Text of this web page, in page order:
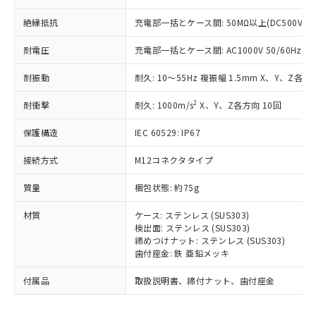
絶縁抵抗 充電部一括とケース間: 50MΩ以上(DC500Vメ
耐電圧 充電部一括とケース間: AC1000V 50/60Hz
耐振動 耐久: 10～55Hz 複振幅 1.5mm X、Y、Z各方
耐衝撃 耐久: 1000m/s2 X、Y、Z各方向 10回
保護構造 IEC 60529: IP67
接続方式 M12コネクタタイプ
質量 梱包状態: 約75g
材質
ケース: ステンレス (SUS303)
検出面: ステンレス (SUS303)
締めつけナット: ステンレス (SUS303)
歯付座金: 鉄 亜鉛メッキ
付属品 取扱説明書、締付ナット、歯付座金
在庫状況および標準価格照会結果は、
記載している更新日時点での社内デー
タに基づき作成されるものであり、閲
覧された時点での実際の在庫および標
準価格とは異なる場合があることをご
了承ください。
正式な納期状況および標準価格はお客
様のお取引先、またはお客様担当のオ
ムロン制御機器販売店・当社販売員に
ご相談ください。
オムロン制御機器販売店や当社販売拠
販売ネットワーク
」をご確認
在庫状況および標準価格結果を当社の
事前の承諾なく第三者に漏洩または開
示しないようお願いします。
マイパーツ機能（部品リスト作成サー
ビス）をご利用いただくには、I-Web
メンバーズにご登録されている必要が
*EU RoHS指令（10物質）：
鉛(Pb) 1000ppm以下、 水銀(Hg) 1000ppm以下、 カド
ミウム(Cd) 100ppm以下、
(PBDE) 1000ppm以下、フタル酸ビス(2-エチルヘキシ
ル) (DEHP)(別名：DOP) 1000ppm以下、フタル酸ブチ
ルベンジル（BBP） 1000ppm以下、フタル酸ジブチル
（DBP） 1000ppm以下、フタル酸ジイソブチル
(DIBP) 1000ppm以下
但し、RoHS指令で産業用監視および制御機器に対する
適用除外項目は除く。
フタル酸エステル類の４物質については閾値を超える意
図的な使用がないことを確認しています。
※2 対応予定月
部品在庫の切り替え状況などにより、予定
月が前後することがあります。
い合わせください。
*中国RoHS10物質の基準値 (GB/T26572)：
Pb(鉛) :1000ppm、 Hg(水銀) : 1000ppm、 Cd(カドミウ
Cr(Ⅵ)(六価クロム) : 1000ppm、 PBBs(ポリ臭化ビフェ
ニル類) : 1000ppm、 PBDEs(ポリ臭化ジフェニルエーテ
DBP(フタル酸ジブチル) : 1000ppm、 DIBP(フタル酸ジ
DEHP(フタル酸ビス(2-エチルヘキシル)) : 1000ppm
※2 環境保護使用期限
「ｅ」：有害物質（10物質）のすべてが基
準値以下であることを示します。
「10」：通常の使用状況下において有害物
質が外部に漏えいし、環境に深刻な影響を
及ぼさない年数を意味します。
「－」：未確認です。当社販売部門へお問
い合わせください。
（以下｢規制貨物等」という）を輸出
または国外への提供する場合は、日本
国政府の輸出許可(または役務取引許
可)を取得するなどの必要な手続きを
当社は規制貨物を破棄する場合は、完
全に破砕するなど、違法に輸出されな
いよう必要な手段を講じます。
当社は貴社製品を、核兵器、ミサイ
ル、化学兵器、生物兵器またはその他
武器並びにこれらの製造装置等に一切
使用いたしません。
当社は、貴社製品を第三者に販売する
場合は、上記1、2および3の内容を当
該第三者に通知します。また当社は、
販売先および販売に係わる関係者が違
法に輸出するおそれがある場合は、取
り引きをいたしません。
一定数以上の在庫あり
一定数には満たないが在庫あり
在庫なし(最新の在庫状況につ
いては、お客様のお取引先、ま
たはお客様担当のオムロン制御
機器販売店・当社販売員にご確
認ください)
受注生産機種、また在庫状況の
情報を公開していない機種